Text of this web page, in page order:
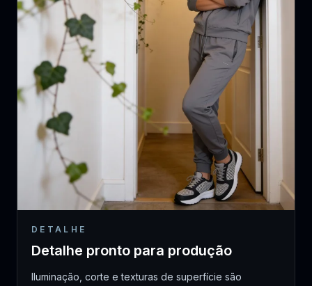
DETALHE
Detalhe pronto para produção
Iluminação, corte e texturas de superfície são